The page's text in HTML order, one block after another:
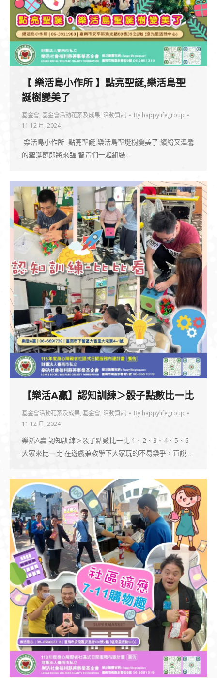
【 樂活島小作所 】點亮聖誕,樂活島聖
誕樹變美了
基金會, 基金會活動花絮及成果, 活動資訊 By happylifegroup
11 12 月, 2024
樂活島小作所 點亮聖誕,樂活島聖誕樹變美了 繽紛又溫馨
的聖誕節即將來臨 智青們一起組裝…
【樂活A贏】認知訓練＞骰子點數比一比
基金會活動花絮及成果, 基金會, 活動資訊 By happylifegroup
11 12 月, 2024
樂活A贏 認知訓練＞骰子點數比一比 1、2、3、4、5、6
大家來比一比 在遊戲兼教學下大家玩的不易樂乎，直說…